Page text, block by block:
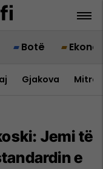
Botë
Gjakova
Jemi të
e